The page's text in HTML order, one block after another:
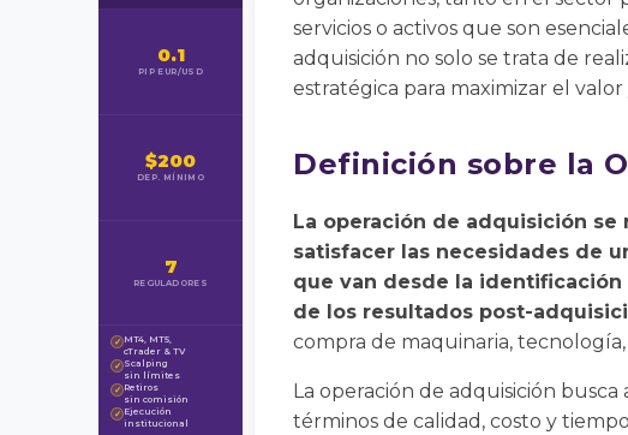
0.1
PIP EUR/USD
$200
DEP. MÍNIMO
7
REGULADORES
✓ MT4, MT5,
cTrader & TV
✓ Scalping
sin límites
✓ Retiros
sin comisión
✓ Ejecución
institucional
servicios o activos que son
adquisición no solo se trata de
estratégica para maximizar el valor
Definición sobre la
La operación de adquisición
satisfacer las necesidades de
que van desde la
de los resultados post-
compra de maquinaria, tecnología,
La operación de adquisición
términos de calidad, costo y